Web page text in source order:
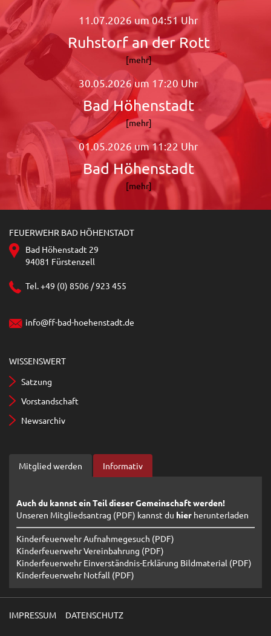
11.07.2026 um 04:51 Uhr
Ruhstorf an der Rott
[mehr]
30.05.2026 um 17:20 Uhr
Bad Höhenstadt
[mehr]
01.05.2026 um 11:22 Uhr
Bad Höhenstadt
[mehr]
FEUERWEHR BAD HÖHENSTADT
Bad Höhenstadt 29
94081 Fürstenzell
Tel. +49 (0) 8506 / 923 455
info@ff-bad-hoehenstadt.de
WISSENSWERT
Satzung
Vorstandschaft
Newsarchiv
Mitglied werden Informativ
Auch du kannst ein Teil dieser Gemeinschaft werden!
Unseren Mitgliedsantrag (PDF) kannst du hier herunterladen
Kinderfeuerwehr Aufnahmegesuch (PDF)
Kinderfeuerwehr Vereinbahrung (PDF)
Kinderfeuerwehr Einverständnis-Erklärung Bildmaterial (PDF)
Kinderfeuerwehr Notfall (PDF)
IMPRESSUM DATENSCHUTZ